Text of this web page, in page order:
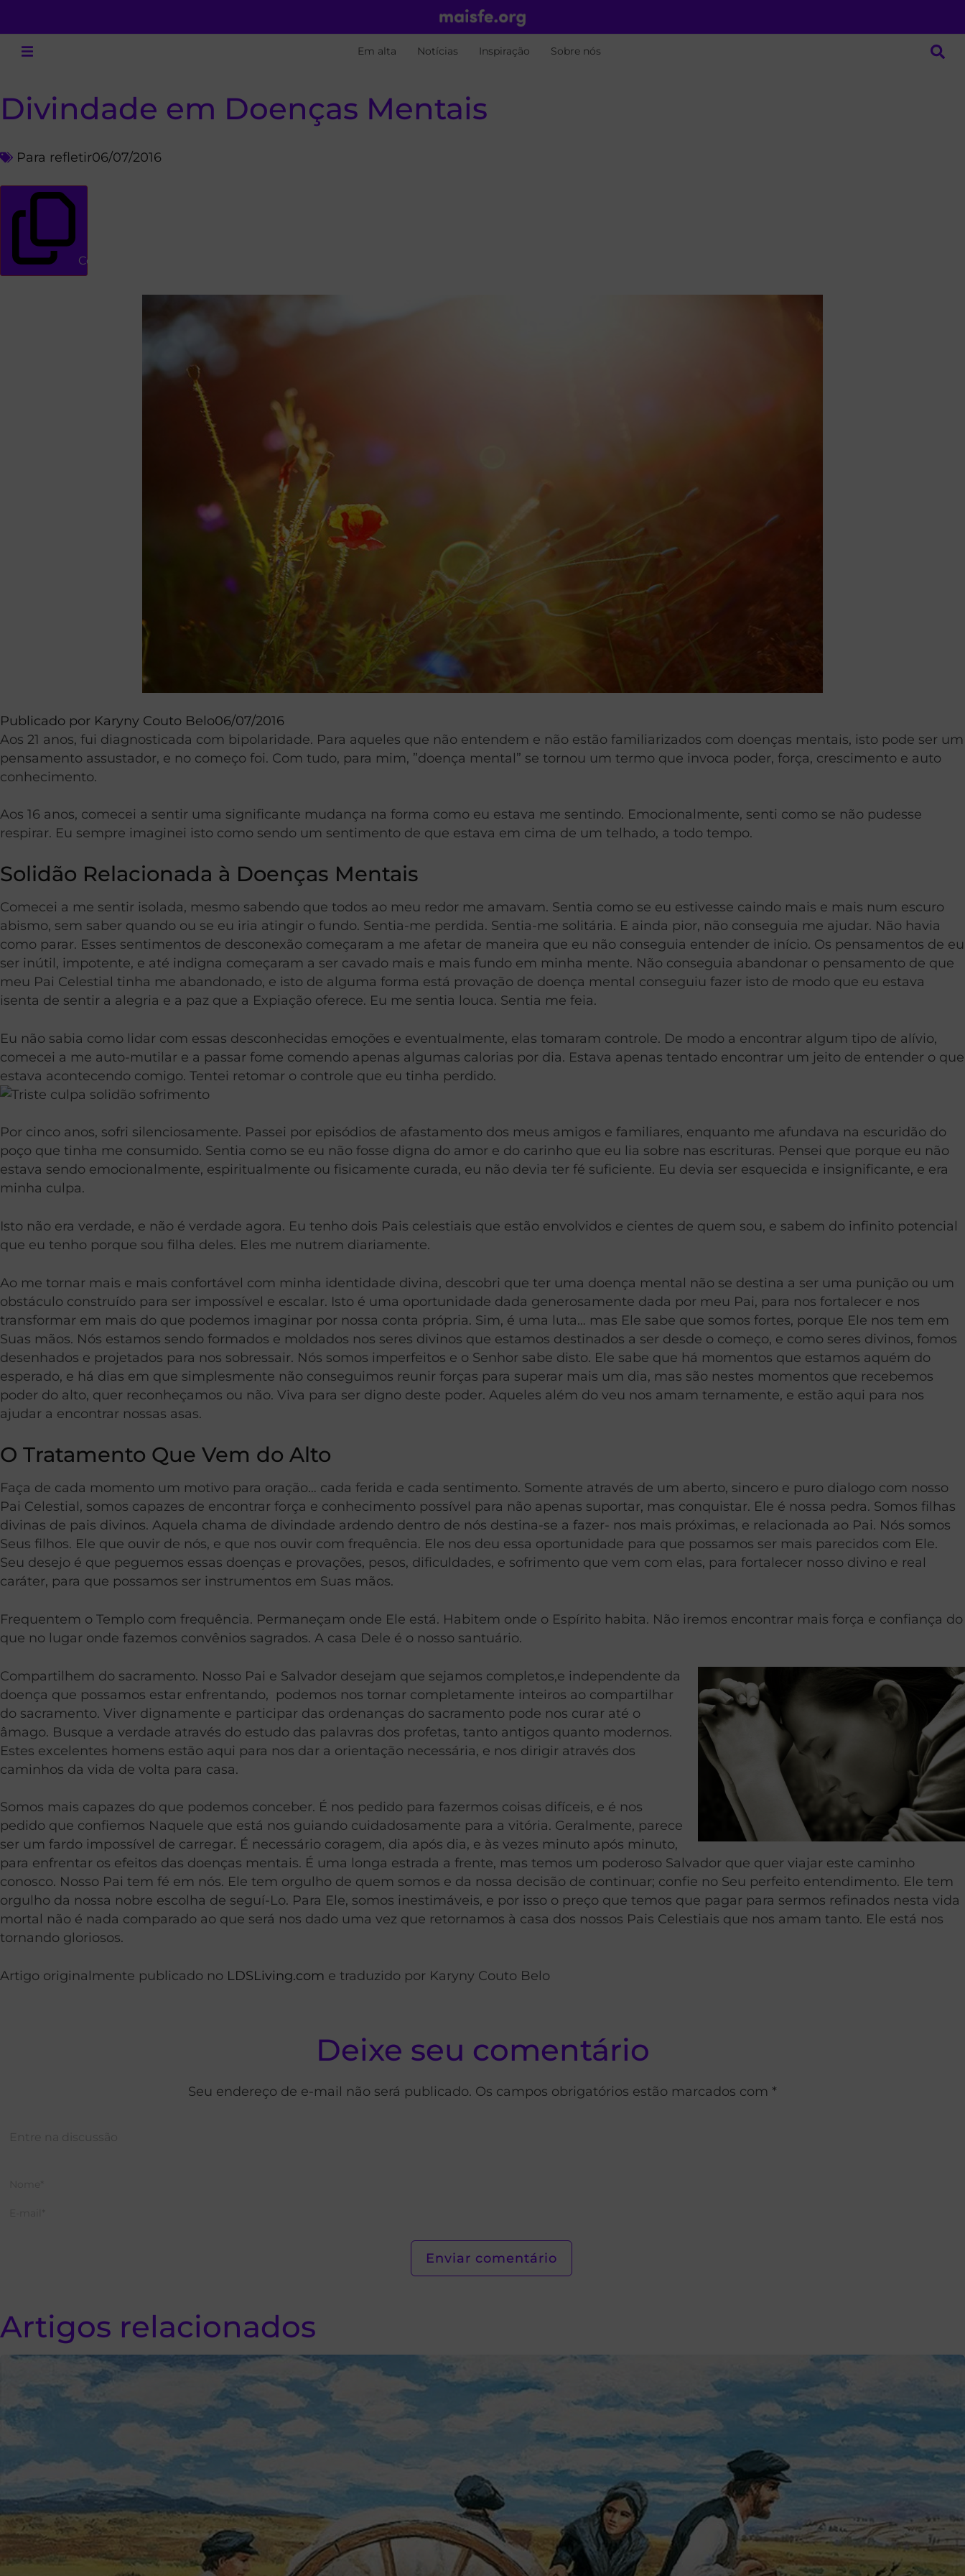
Em alta Notícias Inspiração Sobre nós
Divindade em Doenças Mentais
Para refletir06/07/2016
Copiar link
Publicado por Karyny Couto Belo06/07/2016
Aos 21 anos, fui diagnosticada com bipolaridade. Para aqueles que não entendem e não estão familiarizados com doenças mentais, isto pode ser um
pensamento assustador, e no começo foi. Com tudo, para mim, ”doença mental” se tornou um termo que invoca poder, força, crescimento e auto
conhecimento.
Aos 16 anos, comecei a sentir uma significante mudança na forma como eu estava me sentindo. Emocionalmente, senti como se não pudesse
respirar. Eu sempre imaginei isto como sendo um sentimento de que estava em cima de um telhado, a todo tempo.
Solidão Relacionada à Doenças Mentais
Comecei a me sentir isolada, mesmo sabendo que todos ao meu redor me amavam. Sentia como se eu estivesse caindo mais e mais num escuro
abismo, sem saber quando ou se eu iria atingir o fundo. Sentia-me perdida. Sentia-me solitária. E ainda pior, não conseguia me ajudar. Não havia
como parar. Esses sentimentos de desconexão começaram a me afetar de maneira que eu não conseguia entender de início. Os pensamentos de eu
ser inútil, impotente, e até indigna começaram a ser cavado mais e mais fundo em minha mente. Não conseguia abandonar o pensamento de que
meu Pai Celestial tinha me abandonado, e isto de alguma forma está provação de doença mental conseguiu fazer isto de modo que eu estava
isenta de sentir a alegria e a paz que a Expiação oferece. Eu me sentia louca. Sentia me feia.
Eu não sabia como lidar com essas desconhecidas emoções e eventualmente, elas tomaram controle. De modo a encontrar algum tipo de alívio,
comecei a me auto-mutilar e a passar fome comendo apenas algumas calorias por dia. Estava apenas tentado encontrar um jeito de entender o que
estava acontecendo comigo. Tentei retomar o controle que eu tinha perdido.
Por cinco anos, sofri silenciosamente. Passei por episódios de afastamento dos meus amigos e familiares, enquanto me afundava na escuridão do
poço que tinha me consumido. Sentia como se eu não fosse digna do amor e do carinho que eu lia sobre nas escrituras. Pensei que porque eu não
estava sendo emocionalmente, espiritualmente ou fisicamente curada, eu não devia ter fé suficiente. Eu devia ser esquecida e insignificante, e era
minha culpa.
Isto não era verdade, e não é verdade agora. Eu tenho dois Pais celestiais que estão envolvidos e cientes de quem sou, e sabem do infinito potencial
que eu tenho porque sou filha deles. Eles me nutrem diariamente.
Ao me tornar mais e mais confortável com minha identidade divina, descobri que ter uma doença mental não se destina a ser uma punição ou um
obstáculo construído para ser impossível e escalar. Isto é uma oportunidade dada generosamente dada por meu Pai, para nos fortalecer e nos
transformar em mais do que podemos imaginar por nossa conta própria. Sim, é uma luta… mas Ele sabe que somos fortes, porque Ele nos tem em
Suas mãos. Nós estamos sendo formados e moldados nos seres divinos que estamos destinados a ser desde o começo, e como seres divinos, fomos
desenhados e projetados para nos sobressair. Nós somos imperfeitos e o Senhor sabe disto. Ele sabe que há momentos que estamos aquém do
esperado, e há dias em que simplesmente não conseguimos reunir forças para superar mais um dia, mas são nestes momentos que recebemos
poder do alto, quer reconheçamos ou não. Viva para ser digno deste poder. Aqueles além do veu nos amam ternamente, e estão aqui para nos
ajudar a encontrar nossas asas.
O Tratamento Que Vem do Alto
Faça de cada momento um motivo para oração… cada ferida e cada sentimento. Somente através de um aberto, sincero e puro dialogo com nosso
Pai Celestial, somos capazes de encontrar força e conhecimento possível para não apenas suportar, mas conquistar. Ele é nossa pedra. Somos filhas
divinas de pais divinos. Aquela chama de divindade ardendo dentro de nós destina-se a fazer- nos mais próximas, e relacionada ao Pai. Nós somos
Seus filhos. Ele que ouvir de nós, e que nos ouvir com frequência. Ele nos deu essa oportunidade para que possamos ser mais parecidos com Ele.
Seu desejo é que peguemos essas doenças e provações, pesos, dificuldades, e sofrimento que vem com elas, para fortalecer nosso divino e real
caráter, para que possamos ser instrumentos em Suas mãos.
Frequentem o Templo com frequência. Permaneçam onde Ele está. Habitem onde o Espírito habita. Não iremos encontrar mais força e confiança do
que no lugar onde fazemos convênios sagrados. A casa Dele é o nosso santuário.
Compartilhem do sacramento. Nosso Pai e Salvador desejam que sejamos completos,e independente da
doença que possamos estar enfrentando, podemos nos tornar completamente inteiros ao compartilhar
do sacramento. Viver dignamente e participar das ordenanças do sacramento pode nos curar até o
âmago. Busque a verdade através do estudo das palavras dos profetas, tanto antigos quanto modernos.
Estes excelentes homens estão aqui para nos dar a orientação necessária, e nos dirigir através dos
caminhos da vida de volta para casa.
Somos mais capazes do que podemos conceber. É nos pedido para fazermos coisas difíceis, e é nos
pedido que confiemos Naquele que está nos guiando cuidadosamente para a vitória. Geralmente, parece
ser um fardo impossível de carregar. É necessário coragem, dia após dia, e às vezes minuto após minuto,
para enfrentar os efeitos das doenças mentais. É uma longa estrada a frente, mas temos um poderoso Salvador que quer viajar este caminho
conosco. Nosso Pai tem fé em nós. Ele tem orgulho de quem somos e da nossa decisão de continuar; confie no Seu perfeito entendimento. Ele tem
orgulho da nossa nobre escolha de seguí-Lo. Para Ele, somos inestimáveis, e por isso o preço que temos que pagar para sermos refinados nesta vida
mortal não é nada comparado ao que será nos dado uma vez que retornamos à casa dos nossos Pais Celestiais que nos amam tanto. Ele está nos
tornando gloriosos.
Artigo originalmente publicado no LDSLiving.com e traduzido por Karyny Couto Belo
Deixe seu comentário
Seu endereço de e-mail não será publicado. Os campos obrigatórios estão marcados com *
Artigos relacionados